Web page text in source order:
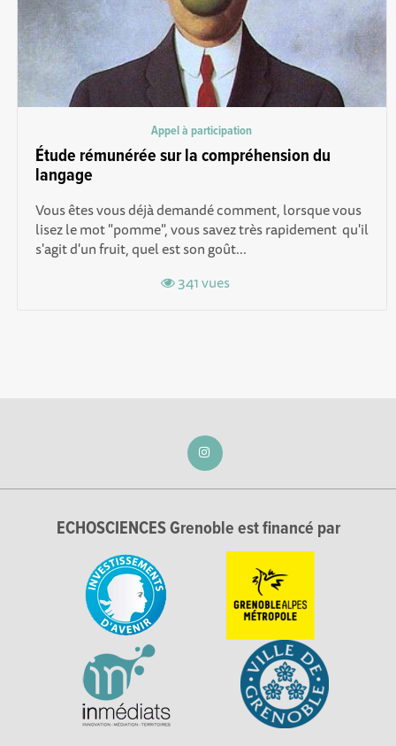
Appel à participation
Étude rémunérée sur la compréhension du
langage
Vous êtes vous déjà demandé comment, lorsque vous
lisez le mot "pomme", vous savez très rapidement qu'il
s'agit d'un fruit, quel est son goût...
341 vues
ECHOSCIENCES Grenoble est financé par